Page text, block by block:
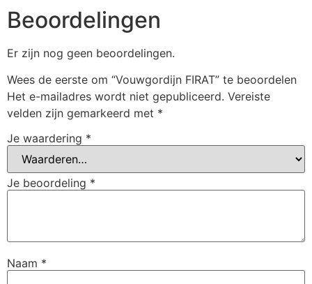
Beoordelingen
Er zijn nog geen beoordelingen.
Wees de eerste om “Vouwgordijn FIRAT” te beoordelen
Het e-mailadres wordt niet gepubliceerd. Vereiste
velden zijn gemarkeerd met *
Je waardering *
Je beoordeling *
Naam *